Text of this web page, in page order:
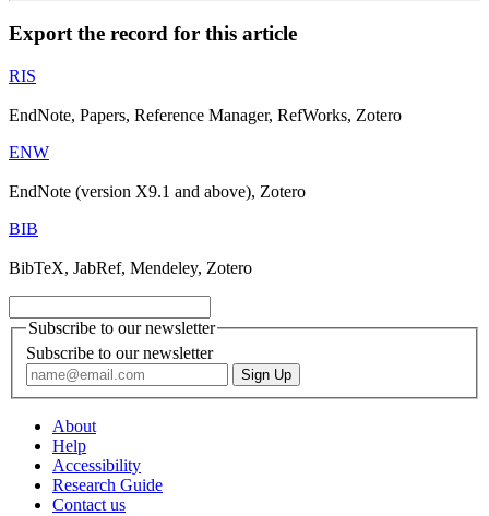
Export the record for this article
RIS
EndNote, Papers, Reference Manager, RefWorks, Zotero
ENW
EndNote (version X9.1 and above), Zotero
BIB
BibTeX, JabRef, Mendeley, Zotero
Subscribe to our newsletter
Subscribe to our newsletter
About
Help
Accessibility
Research Guide
Contact us